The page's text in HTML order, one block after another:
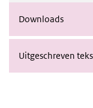
Downloads
Uitgeschreven